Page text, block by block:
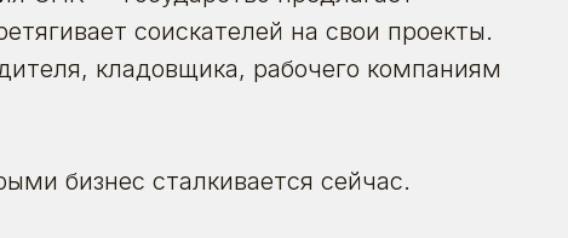
соискателей на свои проекты.
кладовщика, рабочего компаниям
бизнес сталкивается сейчас.